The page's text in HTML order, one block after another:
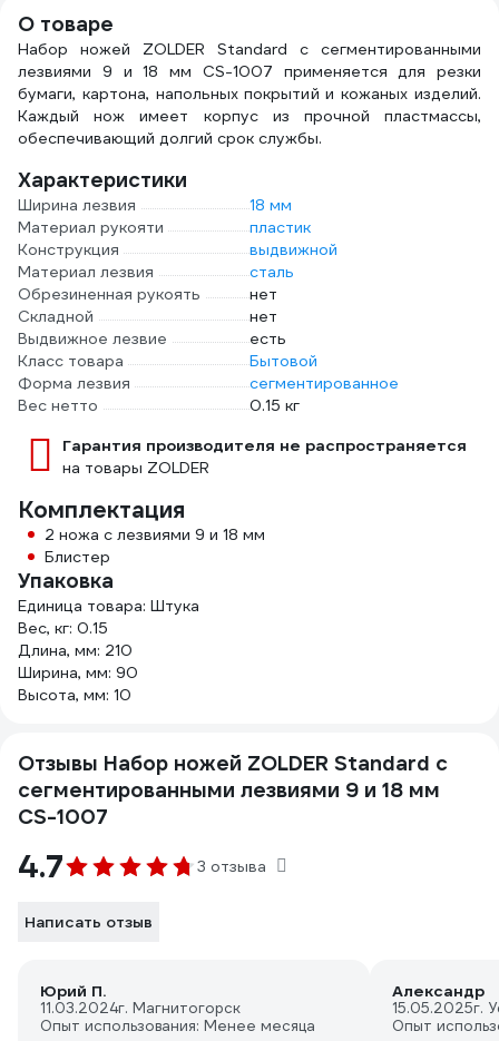
О товаре
Набор ножей ZOLDER Standard с сегментированными
лезвиями 9 и 18 мм CS-1007 применяется для резки
бумаги, картона, напольных покрытий и кожаных изделий.
Каждый нож имеет корпус из прочной пластмассы,
обеспечивающий долгий срок службы.
Характеристики
Ширина лезвия
18 мм
Материал рукояти
пластик
Конструкция
выдвижной
Материал лезвия
сталь
Обрезиненная рукоять
нет
Складной
нет
Выдвижное лезвие
есть
Класс товара
Бытовой
Форма лезвия
сегментированное
Вес нетто
0.15 кг
Гарантия производителя не распространяется
на товары ZOLDER
Комплектация
2 ножа с лезвиями 9 и 18 мм
Блистер
Упаковка
Единица товара: Штука
Вес, кг: 0.15
Длина, мм: 210
Ширина, мм: 90
Высота, мм: 10
Отзывы Набор ножей ZOLDER Standard с
сегментированными лезвиями 9 и 18 мм
CS-1007
4.7 3 отзыва
Написать отзыв
Юрий П.
11.03.2024г. Магнитогорск
Опыт использования: Менее месяца
Александр
15.05.2025г.
Опыт